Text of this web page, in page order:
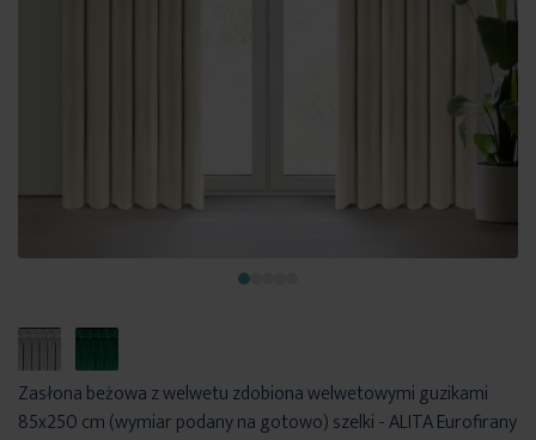
Zasłona beżowa z welwetu zdobiona welwetowymi guzikami
85x250 cm (wymiar podany na gotowo) szelki - ALITA Eurofirany